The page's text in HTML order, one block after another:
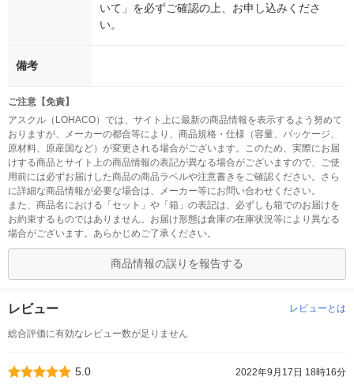
いて」を必ずご確認の上、お申し込みくださ
い。
備考
ご注意【免責】
アスクル（LOHACO）では、サイト上に最新の商品情報を表示するよう努めて
おりますが、メーカーの都合等により、商品規格・仕様（容量、パッケージ、
原材料、原産国など）が変更される場合がございます。このため、実際にお届
けする商品とサイト上の商品情報の表記が異なる場合がございますので、ご使
用前には必ずお届けした商品の商品ラベルや注意書きをご確認ください。さら
に詳細な商品情報が必要な場合は、メーカー等にお問い合わせください。
また、商品名における「セット」や「箱」の表記は、必ずしも箱でのお届けを
お約束するものではありません。お届け形態は倉庫の在庫状況等により異なる
場合がございます。あらかじめご了承ください。
商品情報の誤りを報告する
レビュー レビューとは
総合評価に有効なレビュー数が足りません
5.0
2022年9月17日 18時16分